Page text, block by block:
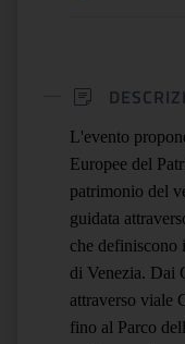
L'evento
Europee del
patrimonio del
guidata
che definiscono
di Venezia. Dai
attraverso viale
fino al Parco